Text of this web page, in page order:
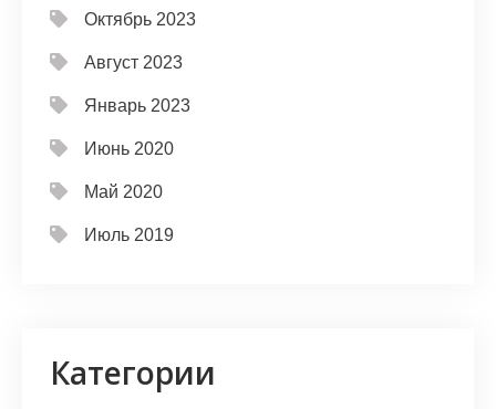
Октябрь 2023
Август 2023
Январь 2023
Июнь 2020
Май 2020
Июль 2019
Категории